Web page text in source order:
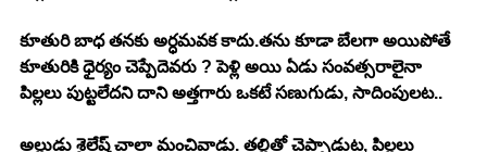
కూతురి బాధ తనకు అర్ధమవక కాదు.తను కూడా బేలగా అయిపోతే
కూతురికి ధైర్యం చెప్పేదెవరు ? పెళ్లి అయి ఏడు సంవత్సరాలైనా
పిల్లలు పుట్టలేదని దాని అత్తగారు ఒకటే సణుగుడు, సాదింపులట..
అల్లుడు శైలేష్ చాలా మంచివాడు. తల్లితో చెప్పాడుట, పిల్లలు